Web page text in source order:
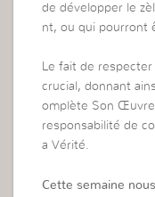
de développer le
nt, ou qui pourront
Le fait de
crucial, donnant
omplète Son
responsabilité de
a Vérité.
Cette semaine